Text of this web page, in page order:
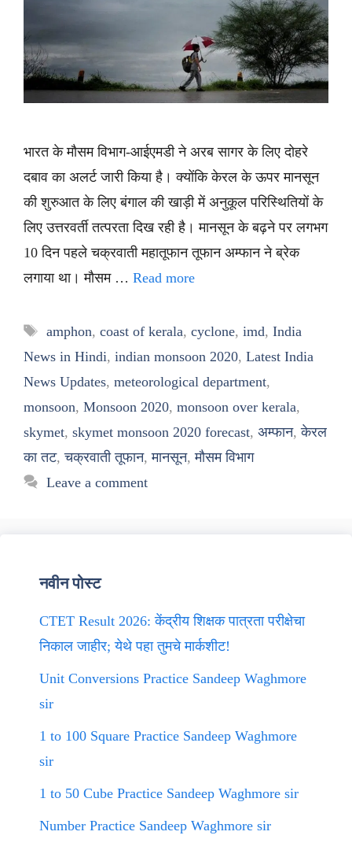
भारत के मौसम विभाग-आईएमडी ने अरब सागर के लिए दोहरे
दबाव का अलर्ट जारी किया है। क्योंकि केरल के ऊपर मानसून
की शुरुआत के लिए बंगाल की खाड़ी में अनुकूल परिस्थितियों के
लिए उत्तरवर्ती तत्परता दिख रही है। मानसून के बढ़ने पर लगभग
10 दिन पहले चक्रवाती महातूफान तूफान अम्फान ने ब्रेक
लगाया था। मौसम … Read more
Tags
amphon, coast of kerala, cyclone, imd, India
News in Hindi, indian monsoon 2020, Latest India
News Updates, meteorological department,
monsoon, Monsoon 2020, monsoon over kerala,
skymet, skymet monsoon 2020 forecast, अम्फान,केरल
का तट,चक्रवाती तूफान,मानसून,मौसम विभाग
Leave a comment
नवीन पोस्ट
CTET Result 2026: केंद्रीय शिक्षक पात्रता परीक्षेचा
निकाल जाहीर; येथे पहा तुमचे मार्कशीट!
Unit Conversions Practice Sandeep Waghmore
sir
1 to 100 Square Practice Sandeep Waghmore
sir
1 to 50 Cube Practice Sandeep Waghmore sir
Number Practice Sandeep Waghmore sir